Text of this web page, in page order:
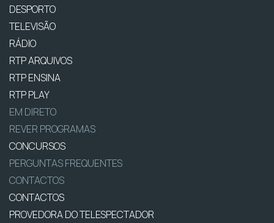
DESPORTO
TELEVISÃO
RÁDIO
RTP ARQUIVOS
RTP ENSINA
RTP PLAY
EM DIRETO
REVER PROGRAMAS
CONCURSOS
PERGUNTAS FREQUENTES
CONTACTOS
CONTACTOS
PROVEDORA DO TELESPECTADOR